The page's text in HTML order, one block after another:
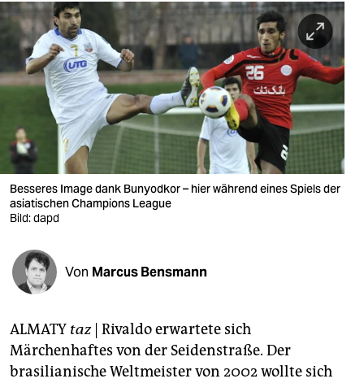
sport
berlin
wahrheit
verlag
verlag
shop
fragen & hilfe
unterstützen
abo
Besseres Image dank Bunyodkor – hier während eines Spiels der
asiatischen Champions League
Bild: dapd
Von Marcus Bensmann
ALMATY taz| Rivaldo erwartete sich
Märchenhaftes von der Seidenstraße. Der
brasilianische Weltmeister von 2002 wollte sich